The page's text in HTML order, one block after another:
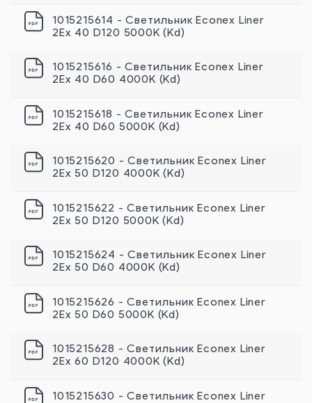
1015215614 - Светильник Econex Liner
2Ex 40 D120 5000К (Kd)
1015215616 - Светильник Econex Liner
2Ex 40 D60 4000К (Kd)
1015215618 - Светильник Econex Liner
2Ex 40 D60 5000К (Kd)
1015215620 - Светильник Econex Liner
2Ex 50 D120 4000К (Kd)
1015215622 - Светильник Econex Liner
2Ex 50 D120 5000К (Kd)
1015215624 - Светильник Econex Liner
2Ex 50 D60 4000К (Kd)
1015215626 - Светильник Econex Liner
2Ex 50 D60 5000К (Kd)
1015215628 - Светильник Econex Liner
2Ex 60 D120 4000К (Kd)
1015215630 - Светильник Econex Liner